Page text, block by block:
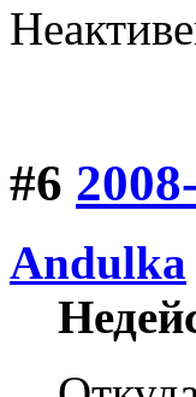
#6
Andulka